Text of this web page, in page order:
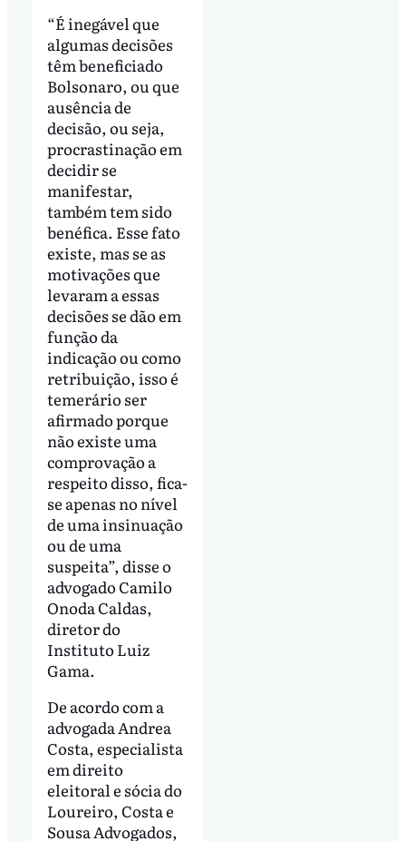
“É inegável que
algumas decisões
têm beneficiado
Bolsonaro, ou que
ausência de
decisão, ou seja,
procrastinação em
decidir se
manifestar,
também tem sido
benéfica. Esse fato
existe, mas se as
motivações que
levaram a essas
decisões se dão em
função da
indicação ou como
retribuição, isso é
temerário ser
afirmado porque
não existe uma
comprovação a
respeito disso, fica-
se apenas no nível
de uma insinuação
ou de uma
suspeita”, disse o
advogado Camilo
Onoda Caldas,
diretor do
Instituto Luiz
Gama.
De acordo com a
advogada Andrea
Costa, especialista
em direito
eleitoral e sócia do
Loureiro, Costa e
Sousa Advogados,